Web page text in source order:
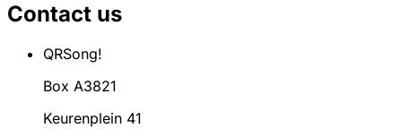
Contact us
QRSong!
Box A3821
Keurenplein 41